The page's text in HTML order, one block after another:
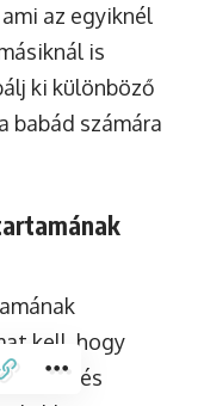
az egyiknél
is
ki különböző
babád számára
kell, hogy
és